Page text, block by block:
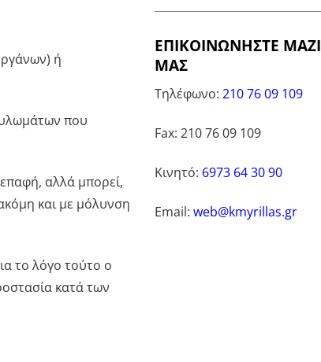
ή
που
αλλά μπορεί,
και με μόλυνση
το λόγο τούτο ο
κατά των
ΕΠΙΚΟΙΝΩΝΗΣΤΕ ΜΑΖΙ
ΜΑΣ
Τηλέφωνο: 210 76 09 109
Fax: 210 76 09 109
Κινητό: 6973 64 30 90
Email: web@kmyrillas.gr